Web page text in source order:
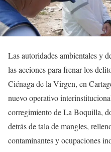
Las autoridades ambientales y
las acciones para frenar los
Ciénaga de la Virgen, en
nuevo operativo
corregimiento de La Boquilla,
detrás de tala de mangles,
contaminantes y ocupaciones